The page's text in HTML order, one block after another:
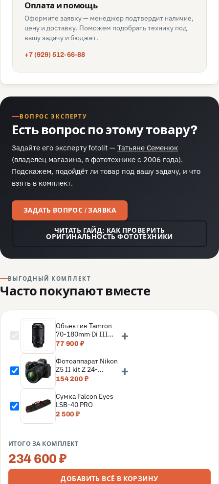
Оплата и помощь
Оформите заявку — менеджер подтвердит наличие,
цену и доставку. Поможем подобрать технику под
вашу задачу и бюджет.
+7 (929) 512-66-88
ВОПРОС ЭКСПЕРТУ
Есть вопрос по этому товару?
Задайте его эксперту fotolit — Татьяне Семенюк
(владелец магазина, в фототехнике с 2006 года).
Подскажем, подойдёт ли товар под вашу задачу, и что
взять в комплект.
ЗАДАТЬ ВОПРОС / ЗАЯВКА
ЧИТАТЬ ГАЙД: КАК ПРОВЕРИТЬ
ОРИГИНАЛЬНОСТЬ ФОТОТЕХНИКИ
ВЫГОДНЫЙ КОМПЛЕКТ
Часто покупают вместе
Объектив Tamron
70-180mm Di III
VXD F/2.8 A056 Sony
77 900 ₽
+
Фотоаппарат Nikon
Z5 II kit Z 24-
200mm f/4-6.3 VR,
154 200 ₽
+
Сумка Falcon Eyes
LSB-40 PRO
2 500 ₽
ИТОГО ЗА КОМПЛЕКТ
234 600 ₽
ДОБАВИТЬ ВСЁ В КОРЗИНУ